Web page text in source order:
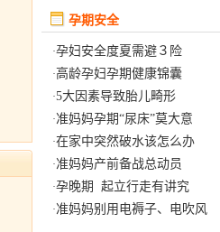
孕期安全
·孕妇安全度夏需避３险
·高龄孕妇孕期健康锦囊
·5大因素导致胎儿畸形
·准妈妈孕期“尿床”莫大意
·在家中突然破水该怎么办
·准妈妈产前备战总动员
·孕晚期 起立行走有讲究
·准妈妈别用电褥子、电吹风